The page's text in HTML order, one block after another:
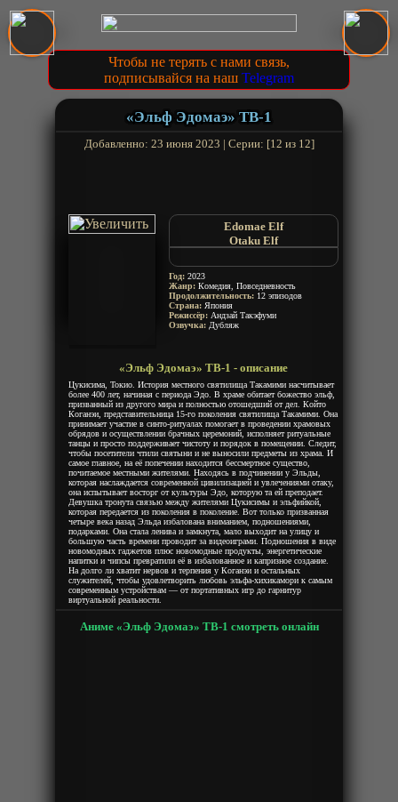
Чтобы не терять с нами связь,
подписывайся на наш Telegram
«Эльф Эдомаэ» ТВ-1
Добавленно: 23 июня 2023 | Серии: [12 из 12]
Edomae Elf
Otaku Elf
Shut-In Elf
Год: 2023
Жанр: Комедия, Повседневность
Продолжительность: 12 эпизодов
Страна: Япония
Режиссёр: Андзай Такэфуми
Озвучка: Дубляж
«Эльф Эдомаэ» ТВ-1 - описание
Цукисима, Токио. История местного святилища Такамими насчитывает
более 400 лет, начиная с периода Эдо. В храме обитает божество эльф,
призванный из другого мира и полностью отошедший от дел. Който
Коганэи, представительница 15-го поколения святилища Такамими. Она
принимает участие в синто-ритуалах помогает в проведении храмовых
обрядов и осуществлении брачных церемоний, исполняет ритуальные
танцы и просто поддерживает чистоту и порядок в помещении. Следит,
чтобы посетители чтили святыни и не выносили предметы из храма. И
самое главное, на её попечении находится бессмертное существо,
почитаемое местными жителями. Находясь в подчинении у Эльды,
которая наслаждается современной цивилизацией и увлечениями отаку,
она испытывает восторг от культуры Эдо, которую та ей преподает.
Девушка тронута связью между жителями Цукисимы и эльфийкой,
которая передается из поколения в поколение. Вот только призванная
четыре века назад Эльда избалована вниманием, подношениями,
подарками. Она стала ленива и замкнута, мало выходит на улицу и
большую часть времени проводит за видеоиграми. Подношения в виде
новомодных гаджетов плюс новомодные продукты, энергетические
напитки и чипсы превратили её в избалованное и капризное создание.
На долго ли хватит нервов и терпения у Коганэи и остальных
служителей, чтобы удовлетворить любовь эльфа-хихикамори к самым
современным устройствам — от портативных игр до гарнитур
виртуальной реальности.
Аниме «Эльф Эдомаэ» ТВ-1 смотреть онлайн